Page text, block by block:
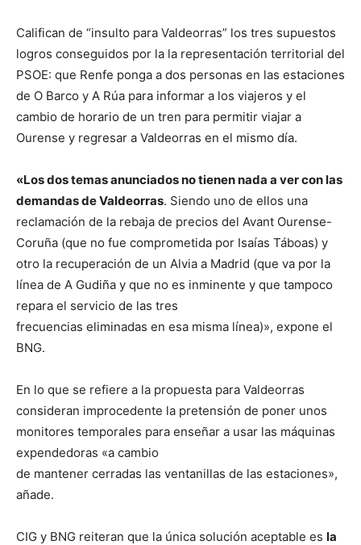
Califican de “insulto para Valdeorras” los tres supuestos
logros conseguidos por la la representación territorial del
PSOE: que Renfe ponga a dos personas en las estaciones
de O Barco y A Rúa para informar a los viajeros y el
cambio de horario de un tren para permitir viajar a
Ourense y regresar a Valdeorras en el mismo día.
«Los dos temas anunciados no tienen nada a ver con las
demandas de Valdeorras. Siendo uno de ellos una
reclamación de la rebaja de precios del Avant Ourense-
Coruña (que no fue comprometida por Isaías Táboas) y
otro la recuperación de un Alvia a Madrid (que va por la
línea de A Gudiña y que no es inminente y que tampoco
repara el servicio de las tres
frecuencias eliminadas en esa misma línea)», expone el
BNG.
En lo que se refiere a la propuesta para Valdeorras
consideran improcedente la pretensión de poner unos
monitores temporales para enseñar a usar las máquinas
expendedoras «a cambio
de mantener cerradas las ventanillas de las estaciones»,
añade.
CIG y BNG reiteran que la única solución aceptable es la